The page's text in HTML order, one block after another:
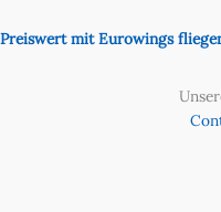
Preiswert mit Eurowings